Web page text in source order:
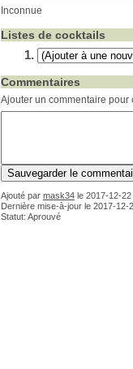
Inconnue
Listes de cocktails
Commentaires
Ajouter un commentaire pour
Ajouté par mask34 le 2017-12-22
Dernière mise-à-jour le 2017-12-
Statut: Aprouvé